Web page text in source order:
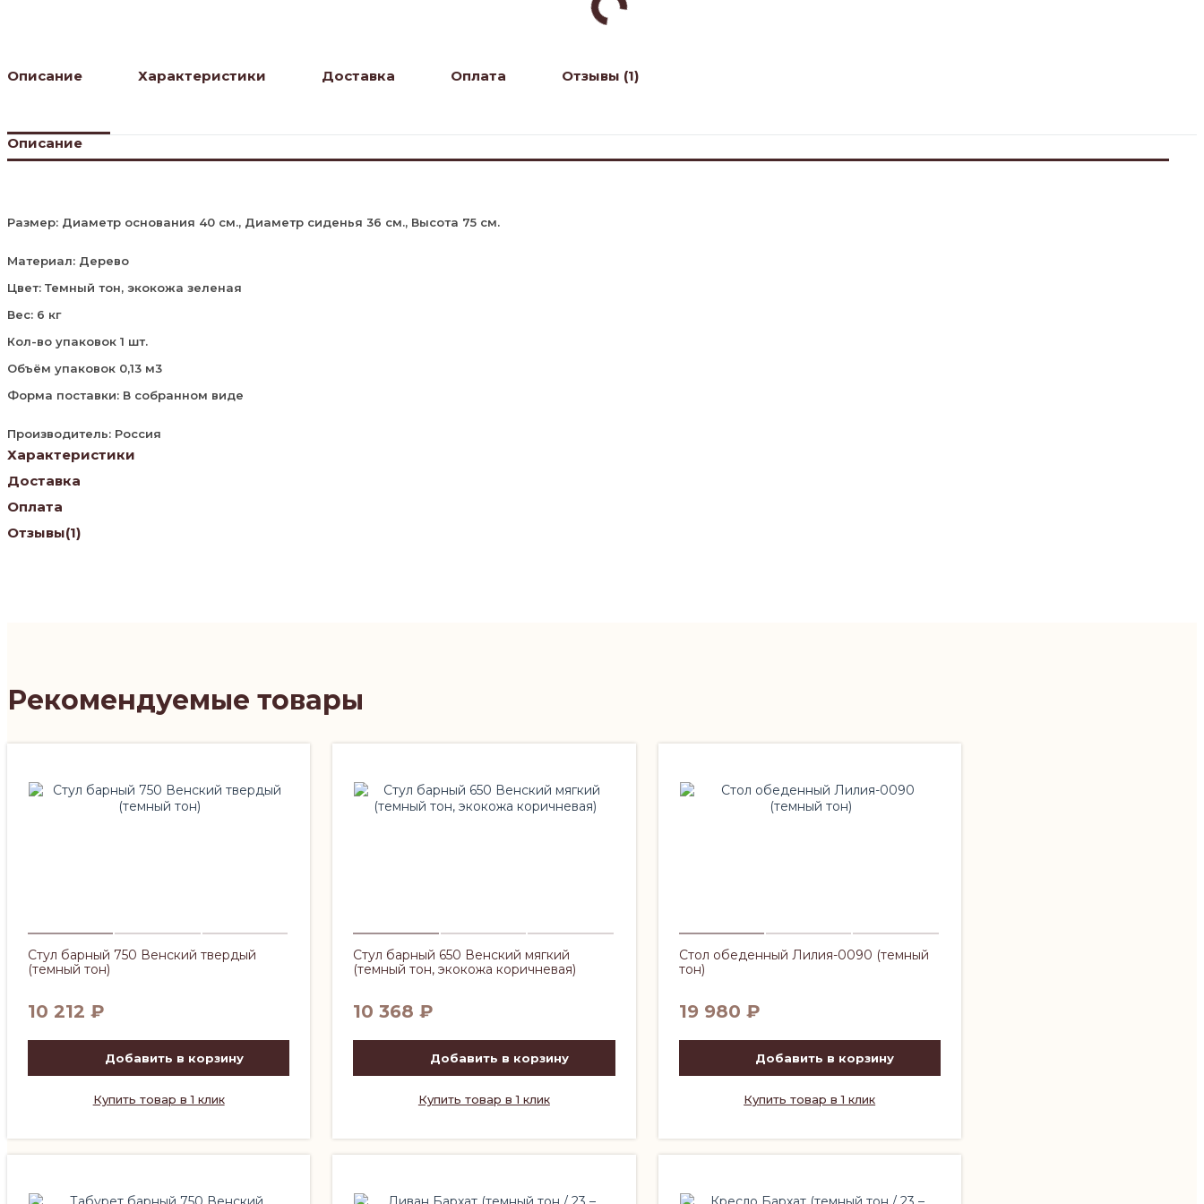
Описание Характеристики Доставка Оплата Отзывы (1)
Описание
Размер: Диаметр основания 40 см., Диаметр сиденья 36 см., Высота 75 см.
Материал: Дерево
Цвет: Темный тон, экокожа зеленая
Вес: 6 кг
Кол-во упаковок 1 шт.
Объём упаковок 0,13 м3
Форма поставки: В собранном виде
Производитель: Россия
Характеристики
Доставка
Оплата
Отзывы(1)
Рекомендуемые товары
Стул барный 750 Венский твердый
(темный тон)
10 212 ₽
Добавить в корзину
Купить товар в 1 клик
Стул барный 650 Венский мягкий
(темный тон, экокожа коричневая)
10 368₽
Добавить в корзину
Купить товар в 1 клик
Стол обеденный Лилия-0090 (темный
тон)
19 980 ₽
Добавить в корзину
Купить товар в 1 клик